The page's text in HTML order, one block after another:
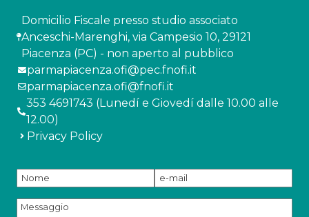
Domicilio Fiscale presso studio associato
Anceschi-Marenghi, via Campesio 10, 29121
Piacenza (PC) - non aperto al pubblico
parmapiacenza.ofi@pec.fnofi.it
parmapiacenza.ofi@fnofi.it
353 4691743 (Lunedí e Giovedí dalle 10.00 alle
12.00)
Privacy Policy